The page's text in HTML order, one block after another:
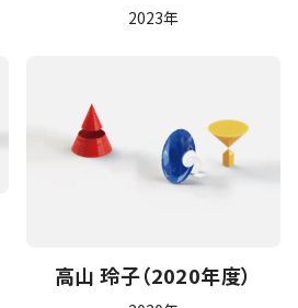
2023年
高山 玲子（2020年度）